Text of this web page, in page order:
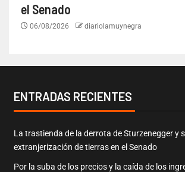
el Senado
06/08/2026 diariolamuynegra
ENTRADAS RECIENTES
La trastienda de la derrota de Sturzenegger y
extranjerización de tierras en el Senado
Por la suba de los precios y la caída de los